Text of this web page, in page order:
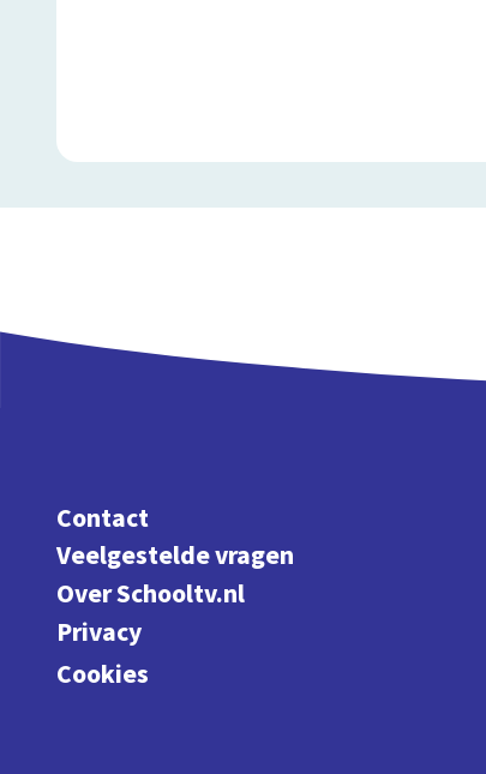
Contact
Veelgestelde vragen
Over Schooltv.nl
Privacy
Cookies